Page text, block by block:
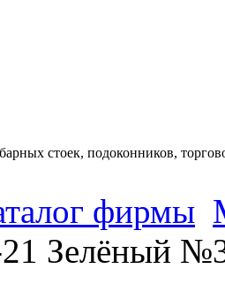
стоек, подоконников,
фирмы
Зелёный